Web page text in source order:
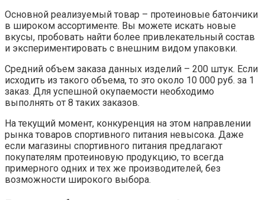
Основной реализуемый товар – протеиновые батончики
в широком ассортименте. Вы можете искать новые
вкусы, пробовать найти более привлекательный состав
и экспериментировать с внешним видом упаковки.
Средний объем заказа данных изделий – 200 штук. Если
исходить из такого объема, то это около 10 000 руб. за 1
заказ. Для успешной окупаемости необходимо
выполнять от 8 таких заказов.
На текущий момент, конкуренция на этом направлении
рынка товаров спортивного питания невысока. Даже
если магазины спортивного питания предлагают
покупателям протеиновую продукцию, то всегда
примерного одних и тех же производителей, без
возможности широкого выбора.